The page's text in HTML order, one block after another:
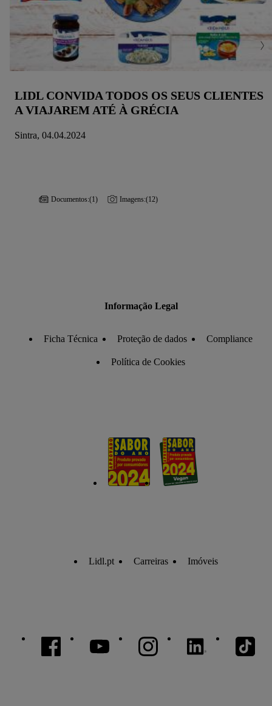
LIDL CONVIDA TODOS OS SEUS CLIENTES
A VIAJAREM ATÉ À GRÉCIA
Sintra, 04.04.2024
Documentos:(1) Imagens:(12)
Informação Legal
Ficha Técnica Proteção de dados Compliance
Política de Cookies
Lidl.pt Carreiras Imóveis